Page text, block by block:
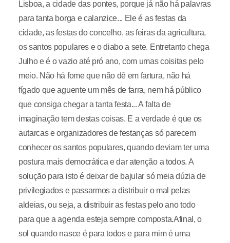
Lisboa, a cidade das pontes, porque já não há palavras
para tanta borga e calanzice... Ele é as festas da
cidade, as festas do concelho, as feiras da agricultura,
os santos populares e o diabo a sete. Entretanto chega
Julho e é o vazio até pró ano, com umas coisitas pelo
meio. Não há fome que não dê em fartura, não há
fígado que aguente um mês de farra, nem há público
que consiga chegar a tanta festa... A falta de
imaginação tem destas coisas. E a verdade é que os
autarcas e organizadores de festanças só parecem
conhecer os santos populares, quando deviam ter uma
postura mais democrática e dar atenção a todos. A
solução para isto é deixar de bajular só meia dúzia de
privilegiados e passarmos a distribuir o mal pelas
aldeias, ou seja, a distribuir as festas pelo ano todo
para que a agenda esteja sempre composta.Afinal, o
sol quando nasce é para todos e para mim é uma